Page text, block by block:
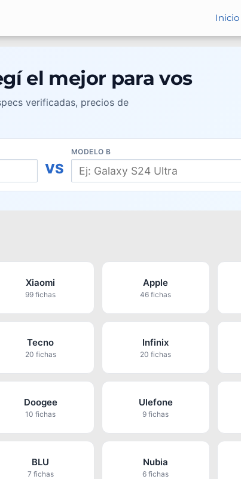
Inicio
el mejor para vos
verificadas, precios de
VS
MODELO B
Xiaomi
99 fichas
Apple
46 fichas
Tecno
20 fichas
Infinix
20 fichas
Doogee
10 fichas
Ulefone
9 fichas
BLU
7 fichas
Nubia
6 fichas